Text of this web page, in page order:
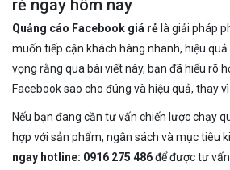
rẻ ngay hôm nay
Quảng cáo Facebook giá rẻ là giải pháp
muốn tiếp cận khách hàng nhanh, hiệu
vọng rằng qua bài viết này, bạn đã hiểu rõ
Facebook sao cho đúng và hiệu quả, thay
Nếu bạn đang cần tư vấn chiến lược chạy
hợp với sản phẩm, ngân sách và mục tiêu
ngay hotline: 0916 275 486để được tư